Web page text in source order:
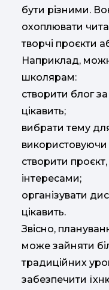
бути різними.
охоплювати
творчі проєкти
Наприклад,
школярам:
створити блог
цікавить;
вибрати тему
використовуючи
створити
інтересами;
організувати
цікавить.
Звісно,
може зайняти
традиційних
забезпечити